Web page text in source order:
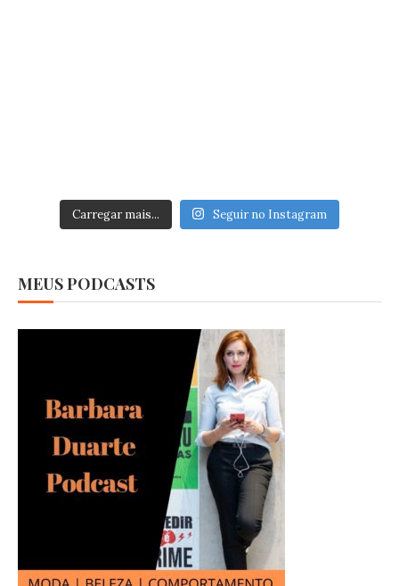
Carregar mais... Seguir no Instagram
MEUS PODCASTS